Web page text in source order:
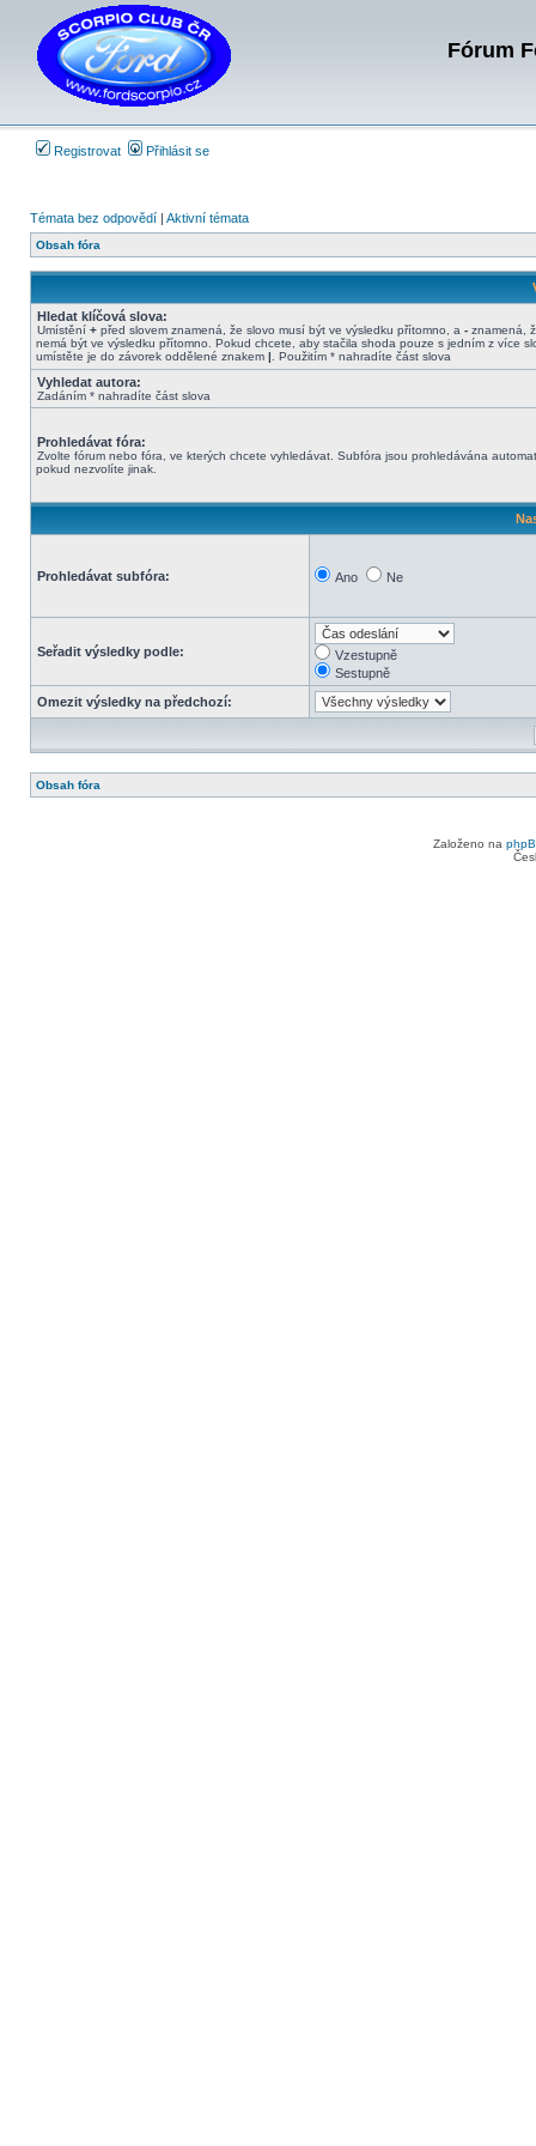
Fórum
Registrovat Přihlásit se
Témata bez odpovědí | Aktivní témata
Obsah fóra
Hledat klíčová slova:
Umístění + před slovem znamená, že slovo musí být ve výsledku přítomno, a - znamená,
nemá být ve výsledku přítomno. Pokud chcete, aby stačila shoda pouze s jedním z více
umístěte je do závorek oddělené znakem | . Použitím * nahradíte část slova
Vyhledat autora:
Zadáním * nahradíte část slova
Prohledávat fóra:
Zvolte fórum nebo fóra, ve kterých chcete vyhledávat. Subfóra jsou prohledávána
pokud nezvolíte jinak.
Prohledávat subfóra: Ano Ne
Seřadit výsledky podle:
Vzestupně
Sestupně
Omezit výsledky na předchozí:
Obsah fóra
Založeno na